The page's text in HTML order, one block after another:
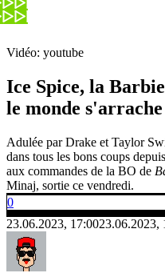
Vidéo: youtube
Ice Spice, la
le monde s'arrache
Adulée par Drake et Taylor
dans tous les bons coups
aux commandes de la BO de
Minaj, sortie ce vendredi.
0
23.06.2023, 17:0023.06.2023,